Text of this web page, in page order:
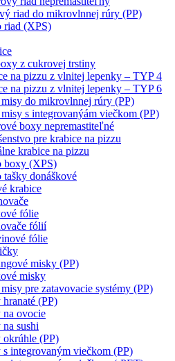
riad do mikrovlnnej rúry (PP)
riad (XPS)
z cukrovej trstiny
na pizzu z vlnitej lepenky – TYP 4
na pizzu z vlnitej lepenky – TYP 6
do mikrovlnnej rúry (PP)
s integrovanýám viečkom (PP)
boxy nepremastiteľné
pre krabice na pizzu
krabice na pizzu
boxy (XPS)
tašky donáškové
krabice
fólie
fólií
fólie
misky (PP)
misky
pre zatavovacie systémy (PP)
(PP)
ovocie
sushi
(PP)
integrovaným viečkom (PP)